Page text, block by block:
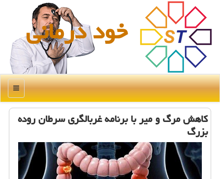
خود درمانی
منو
کاهش مرگ و میر با برنامه غربالگری سرطان روده
بزرگ